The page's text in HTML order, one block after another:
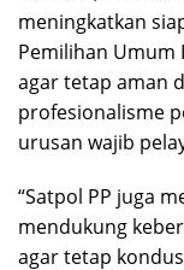
meningkatkan
Pemilihan Umum
agar tetap aman
profesionalisme
urusan wajib
“Satpol PP juga
mendukung
agar tetap